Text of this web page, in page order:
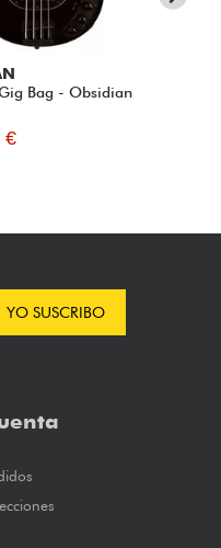
Bag - Obsidian
€
YO SUSCRIBO